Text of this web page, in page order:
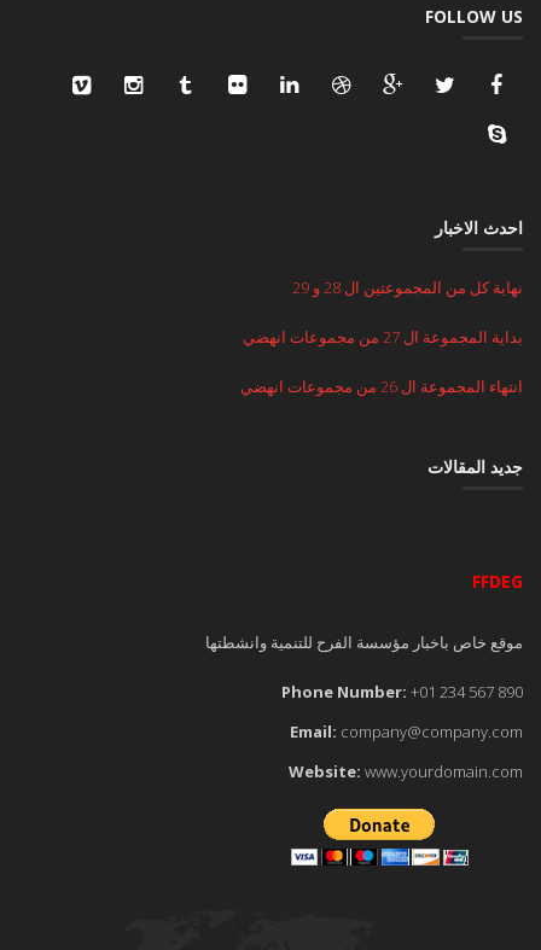
FOLLOW US
احدث الاخبار
نهاية كل من المجموعتين ال 28 و 29
بداية المجموعة ال 27 من مجموعات انهضي
انتهاء المجموعة ال 26 من مجموعات انهضي
جديد المقالات
FFDEG
موقع خاص باخبار مؤسسة الفرح للتنمية وانشطتها
Phone Number: +01 234 567 890
Email: company@company.com
Website: www.yourdomain.com